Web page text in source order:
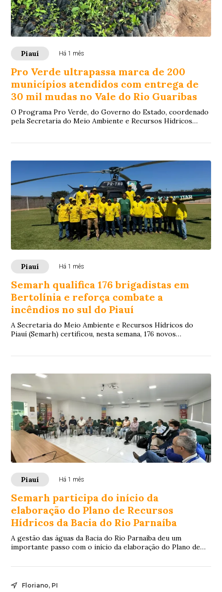
Piauí Há 1 mês
Pro Verde ultrapassa marca de 200
municípios atendidos com entrega de
30 mil mudas no Vale do Rio Guaribas
O Programa Pro Verde, do Governo do Estado, coordenado
pela Secretaria do Meio Ambiente e Recursos Hídricos
Piauí Há 1 mês
Semarh qualifica 176 brigadistas em
Bertolínia e reforça combate a
incêndios no sul do Piauí
A Secretaria do Meio Ambiente e Recursos Hídricos do
Piauí (Semarh) certificou, nesta semana, 176 novos
Piauí Há 1 mês
Semarh participa do início da
elaboração do Plano de Recursos
Hídricos da Bacia do Rio Parnaíba
A gestão das águas da Bacia do Rio Parnaíba deu um
importante passo com o início da elaboração do Plano de
Floriano, PI